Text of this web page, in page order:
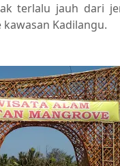
terlalu jauh dari
Kadilangu.